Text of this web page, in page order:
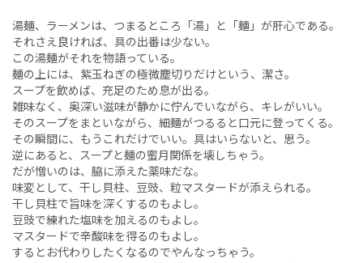
湯麺、ラーメンは、つまるところ「湯」と「麺」が肝心である。
それさえ良ければ、具の出番は少ない。
この湯麺がそれを物語っている。
麺の上には、紫玉ねぎの極微塵切りだけという、潔さ。
スープを飲めば、充足のため息が出る。
雑味なく、奥深い滋味が静かに佇んでいながら、キレがいい。
そのスープをまといながら、細麺がつるると口元に登ってくる。
その瞬間に、もうこれだけでいい。具はいらないと、思う。
逆にあると、スープと麺の蜜月関係を壊しちゃう。
だが憎いのは、脇に添えた薬味だな。
味変として、干し貝柱、豆豉、粒マスタードが添えられる。
干し貝柱で旨味を深くするのもよし。
豆豉で練れた塩味を加えるのもよし。
マスタードで辛酸味を得るのもよし。
するとお代わりしたくなるのでやんなっちゃう。